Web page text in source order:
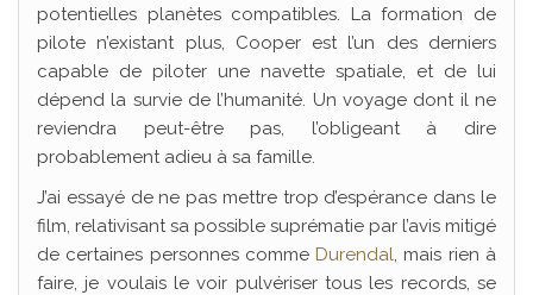
potentielles planètes compatibles. La formation de
pilote n’existant plus, Cooper est l’un des derniers
capable de piloter une navette spatiale, et de lui
dépend la survie de l’humanité. Un voyage dont il ne
reviendra peut-être pas, l’obligeant à dire
probablement adieu à sa famille.
J’ai essayé de ne pas mettre trop d’espérance dans le
film, relativisant sa possible suprématie par l’avis mitigé
de certaines personnes comme Durendal, mais rien à
faire, je voulais le voir pulvériser tous les records, se